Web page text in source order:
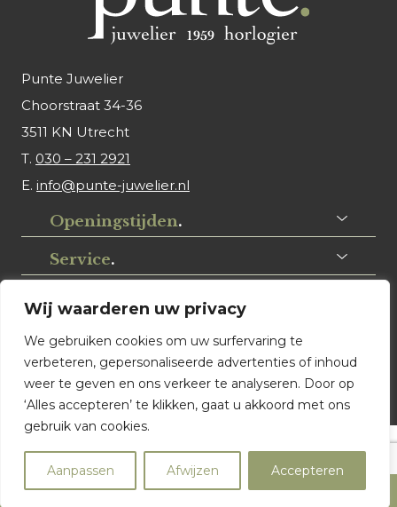
Wij waarderen uw privacy
We gebruiken cookies om uw surfervaring te
verbeteren, gepersonaliseerde advertenties of inhoud
weer te geven en ons verkeer te analyseren. Door op
‘Alles accepteren’ te klikken, gaat u akkoord met ons
gebruik van cookies.
Aanpassen Afwijzen Accepteren
Product filters
Punte Juwelier
Choorstraat 34-36
3511 KN Utrecht
T. 030 – 231 2921
E. info@punte-juwelier.nl
Openingstijden.
Service.
Volg ons
© Punte Juwelier Utrecht. Website ontwerp & realisatie:
Watch this Agency BV Almere